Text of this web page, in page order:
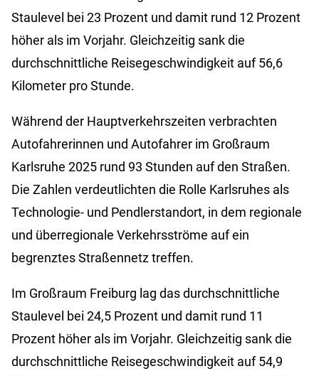
Staulevel bei 23 Prozent und damit rund 12 Prozent
höher als im Vorjahr. Gleichzeitig sank die
durchschnittliche Reisegeschwindigkeit auf 56,6
Kilometer pro Stunde.
Während der Hauptverkehrszeiten verbrachten
Autofahrerinnen und Autofahrer im Großraum
Karlsruhe 2025 rund 93 Stunden auf den Straßen.
Die Zahlen verdeutlichten die Rolle Karlsruhes als
Technologie- und Pendlerstandort, in dem regionale
und überregionale Verkehrsströme auf ein
begrenztes Straßennetz treffen.
Im Großraum Freiburg lag das durchschnittliche
Staulevel bei 24,5 Prozent und damit rund 11
Prozent höher als im Vorjahr. Gleichzeitig sank die
durchschnittliche Reisegeschwindigkeit auf 54,9